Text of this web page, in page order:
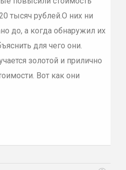
тысяч рублей.О них ни
до, а когда обнаружил их
для чего они.
золотой и прилично
Вот как они